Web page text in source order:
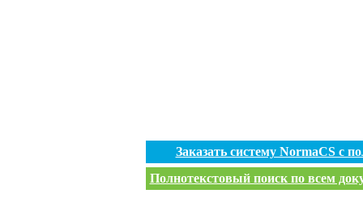
Заказать систему NormaCS с
Полнотекстовый поиск по всем